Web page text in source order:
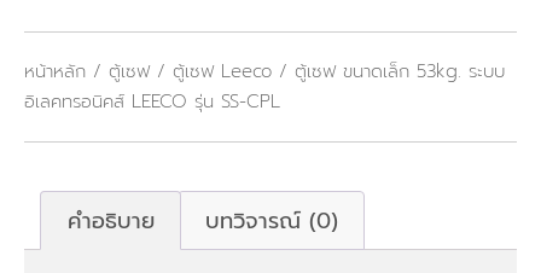
หน้าหลัก / ตู้เซฟ/ ตู้เซฟ Leeco / ตู้เซฟ ขนาดเล็ก 53kg. ระบบ
อิเลคทรอนิคส์ LEECO รุ่น SS-CPL
คำอธิบาย บทวิจารณ์ (0)